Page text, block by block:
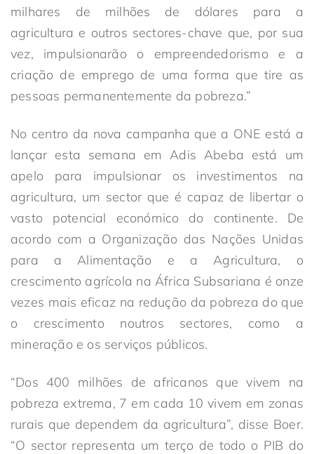
milhares de milhões de dólares para a
agricultura e outros sectores-chave que, por sua
vez, impulsionarão o empreendedorismo e a
criação de emprego de uma forma que tire as
pessoas permanentemente da pobreza.”
No centro da nova campanha que a ONE está a
lançar esta semana em Adis Abeba está um
apelo para impulsionar os investimentos na
agricultura, um sector que é capaz de libertar o
vasto potencial económico do continente. De
acordo com a Organização das Nações Unidas
para a Alimentação e a Agricultura, o
crescimento agrícola na África Subsariana é onze
vezes mais eficaz na redução da pobreza do que
o crescimento noutros sectores, como a
mineração e os serviços públicos.
“Dos 400 milhões de africanos que vivem na
pobreza extrema, 7 em cada 10 vivem em zonas
rurais que dependem da agricultura”, disse Boer.
“O sector representa um terço de todo o PIB do